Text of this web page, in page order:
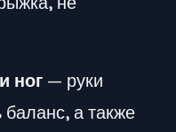
ног — руки
а также